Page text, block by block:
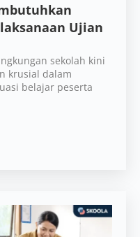
Ujian
sekolah kini
krusial dalam
belajar peserta